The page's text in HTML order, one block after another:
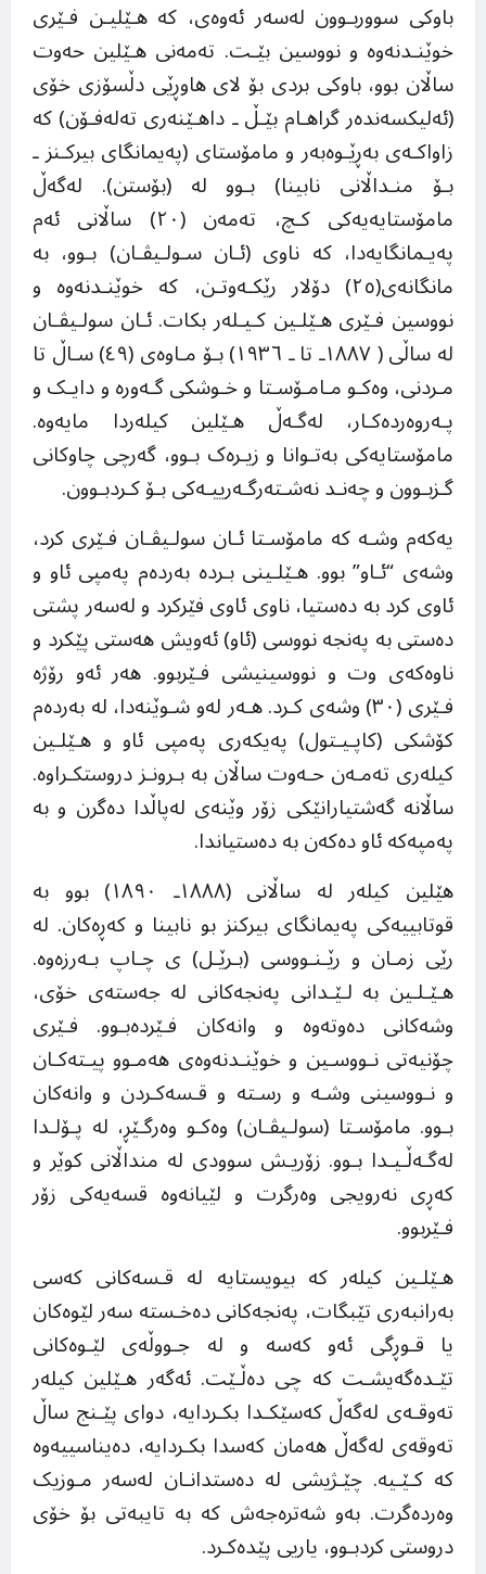
باوکی سووربـوون لەسەر ئەوەی، کە هـێلیـن فـێری
خوێنـدنەوە و نووسین بێـت. تەمەنی هـێلین حەوت
ساڵان بوو، باوکی بردی بۆ لای هاوڕێی دڵسۆزی خۆی
(ئەلیکسەندەر گراهـام بێـڵ ـ داهـێنەری تەلەفـۆن) کە
زاواکـەی بەڕێـوەبەر و مامۆستای (پەیمانگای بیرکـنز ـ
بـۆ منـداڵانی نابینا) بـوو لە (بۆستن). لەگەڵ
مامۆستایەیەکی کـچ، تەمەن (٢٠) ساڵانی ئەم
پەیـمانگایەدا، کە ناوی (ئـان سـولـیڤـان) بـوو، بە
مانگانەی(٢٥) دۆلار رێکـەوتـن، کە خوێنـدنەوە و
نووسین فـێری هـێلـین کـیـلەر بکات. ئـان سولـیڤـان
لە ساڵی ( ١٨٨٧ـ تا ـ ١٩٣٦) بـۆ مـاوەی (٤٩) سـاڵ تا
مـردنی، وەکـو مـامـۆسـتا و خـوشکی گـەورە و دایـک و
پـەروەردەکـار، لەگـەڵ هـێلین کیلەردا مایەوە.
مامۆستایەکی بەتـوانا و زیـرەک بـوو، گەرچی چاوکانی
گـزبـوون و چەنـد نەشـتەرگـەرییـەکی بـۆ کـردبـوون.
یەکەم وشـە کە مامۆسـتا ئـان سولـیڤـان فـێری کرد،
وشەی “ئـاو” بوو. هـێلـینی بـردە بەردەم پەمپی ئاو و
ئاوی کرد بە دەستیا، ناوی ئاوی فێرکرد و لەسەر پشتی
دەستی بە پەنجە نووسی (ئاو) ئەویش هەستی پێکرد و
ناوەکەی وت و نووسینیشی فـێربوو. هەر ئەو رۆژە
فـێری (٣٠) وشەی کـرد. هـەر لەو شـوێنەدا، لە بەردەم
کۆشکی (کاپـیـتول) پەیکەری پەمپی ئاو و هـێلـین
کیلەری تەمـەن حـەوت ساڵان بە بـرونـز دروستکـراوە.
ساڵانە گەشتیارانێکی زۆر وێنەی لەپاڵدا دەگرن و بە
پەمپەکە ئاو دەکەن بە دەستیاندا.
هێلین کیلەر لە ساڵانی (١٨٨٨ـ ١٨٩٠) بوو بە
قوتابییەکی پەیمانگای بیرکنز بو نابینا و کەڕەکان. لە
رێی زمـان و رێـنـووسی (بـرێـل) ی چـاپ بـەرزەوە.
هـێـلـین بە لـێـدانی پەنجەکانی لە جەستەی خۆی،
وشەکانی دەوتەوە و وانەکان فـێردەبـوو. فـێری
چۆنیەتی نـووسـین و خوێنـدنەوەی هەمـوو پیـتەکـان
و نـووسینی وشـە و رسـتە و قـسەکـردن و وانەکان
بـوو. مامۆسـتا (سولـیڤـان) وەکـو وەرگـێڕ، لە پـۆلـدا
لەگـەڵـیـدا بـوو. زۆریـش سوودی لە منداڵانی کوێر و
کەڕی نەرویجی وەرگرت و لێیانەوە قسەیەکی زۆر
فـێربوو.
هـێلـین کیلەر کە بیویستایە لە قـسەکانی کەسی
بەرانبەری تێبگات، پەنجەکانی دەخـستە سەر لێوەکان
یا قـوڕگی ئەو کەسە و لە جـووڵەی لێـوەکانی
تێـدەگەیشـت کە چی دەڵـێت. ئەگەر هـێلین کیلەر
تەوقـەی لەگەڵ کەسێکـدا بکـردایە، دوای پێـنج ساڵ
تەوقەی لەگەڵ هەمان کەسدا بکـردایە، دەیناسییەوە
کە کـێـیە. چێـژیشی لە دەستدانـان لەسەر مـوزیک
وەردەگرت. بەو شەترەجەش کە بە تایبەتی بۆ خۆی
دروستی کردبـوو، یاریی پێدەکـرد.